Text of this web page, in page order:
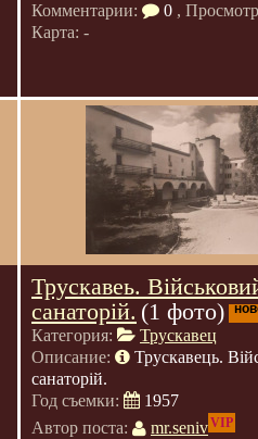
Комментарии:
0 ,
Карта: -
Трускавеь.
санаторій. (1 фото)
Категория:
Трускавец
Описание:
Трускавець.
санаторій.
Год съемки:
1957
Автор поста:
mr.senivVIP